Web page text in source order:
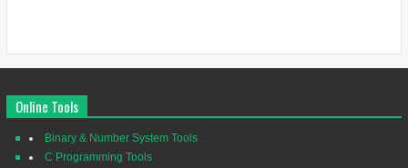
Online Tools
Binary & Number System Tools
C Programming Tools